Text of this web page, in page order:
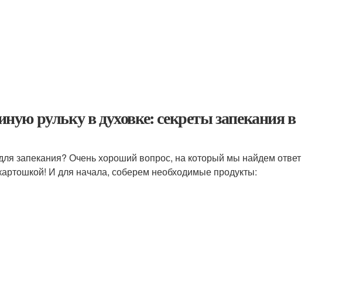
рульку в духовке: секреты запекания в
запекания? Очень хороший вопрос, на который мы найдем ответ
И для начала, соберем необходимые продукты: